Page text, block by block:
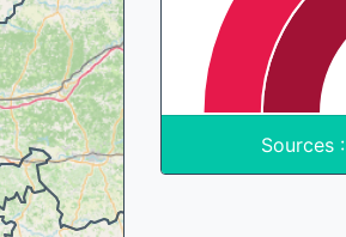
Sources :